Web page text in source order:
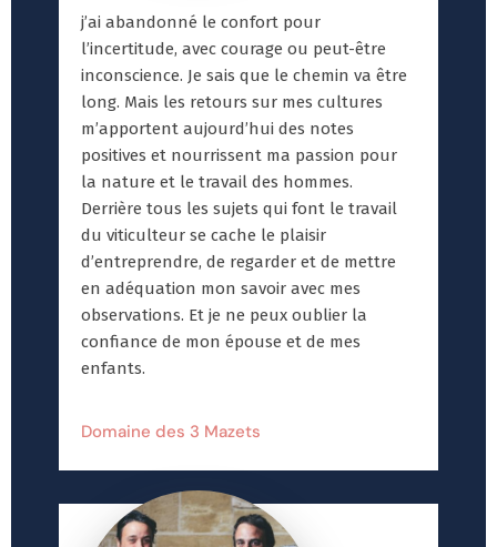
j’ai abandonné le confort pour
l’incertitude, avec courage ou peut-être
inconscience. Je sais que le chemin va être
long. Mais les retours sur mes cultures
m’apportent aujourd’hui des notes
positives et nourrissent ma passion pour
la nature et le travail des hommes.
Derrière tous les sujets qui font le travail
du viticulteur se cache le plaisir
d’entreprendre, de regarder et de mettre
en adéquation mon savoir avec mes
observations. Et je ne peux oublier la
confiance de mon épouse et de mes
enfants.
Domaine des 3 Mazets